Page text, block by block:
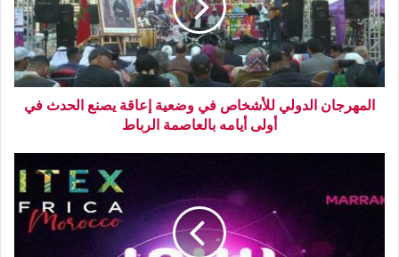
المهرجان الدولي للأشخاص في وضعية إعاقة يصنع الحدث في
أولى أيامه بالعاصمة الرباط